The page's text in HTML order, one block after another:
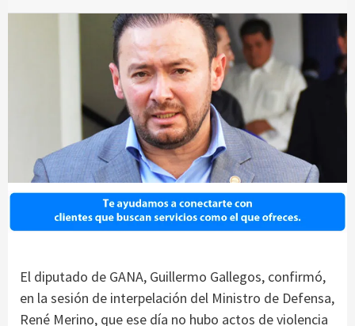
El diputado de GANA, Guillermo Gallegos, confirmó,
en la sesión de interpelación del Ministro de Defensa,
René Merino, que ese día no hubo actos de violencia